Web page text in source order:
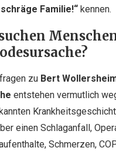
Familie!“ kennen.
zu Bert
entstehen vermutlich
einen Schlaganfall,
Schmerzen,